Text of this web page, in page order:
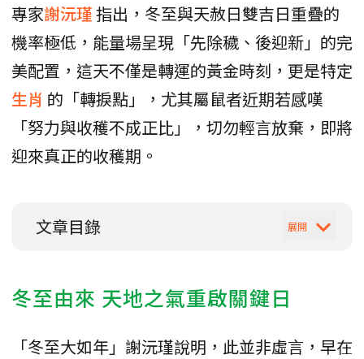
專家謝沅瑾指出，冬至與天赦日雙吉日重疊的
機率極低，能量場呈現「先除穢、後迎新」的完
美配置，這天不僅是轉運的黃金時刻，更是特定
生肖 的「轉捩點」，尤其屬鼠者近期若感嘆
「努力與收穫不成正比」，切勿輕言放棄，即將
迎來真正的收穫期。
文章目錄
冬至由來 天地之氣重啟關鍵日
「冬至大如年」謝沅瑾說明，此並非虛言，早在